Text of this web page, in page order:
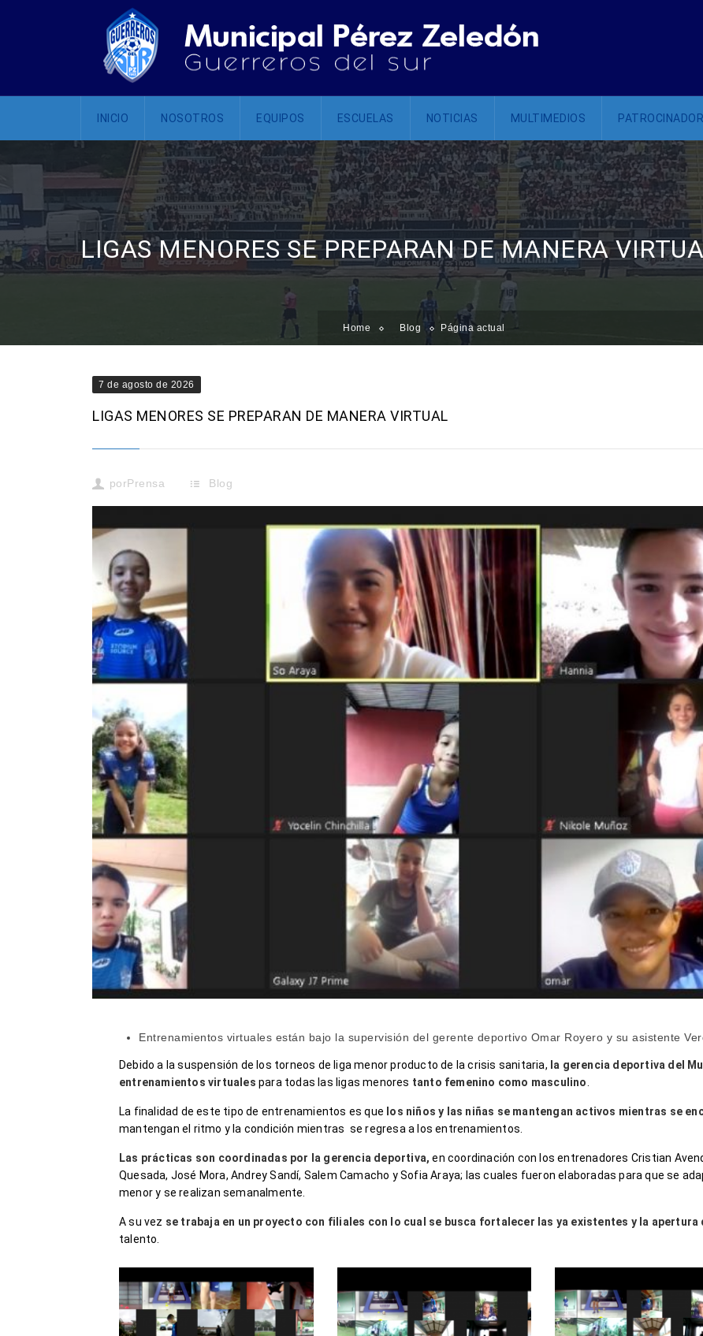
INICIO NOSOTROS EQUIPOS ESCUELAS NOTICIAS MULTIMEDIOS
LIGAS MENORES SE PREPARAN DE MANERA
Home Blog Página actual
7 de agosto de 2026
LIGAS MENORES SE PREPARAN DE MANERA VIRTUAL
porPrensa Blog
Entrenamientos virtuales están bajo la supervisión del gerente deportivo Omar Royero y su asistente
Debido a la suspensión de los torneos de liga menor producto de la crisis sanitaria, la gerencia deportiva del
entrenamientos virtuales para todas las ligas menores tanto femenino como masculino
La finalidad de este tipo de entrenamientos es que los niños y las niñas se mantengan activos mientras se
mantengan el ritmo y la condición mientras se regresa a los entrenamientos.
Las prácticas son coordinadas por la gerencia deportiva, en coordinación con los entrenadores Cristian
Quesada, José Mora, Andrey Sandí, Salem Camacho y Sofia Araya; las cuales fueron elaboradas para que se
menor y se realizan semanalmente.
A su vez se trabaja en un proyecto con filiales con lo cual se busca fortalecer las ya existentes y la apertura
talento.